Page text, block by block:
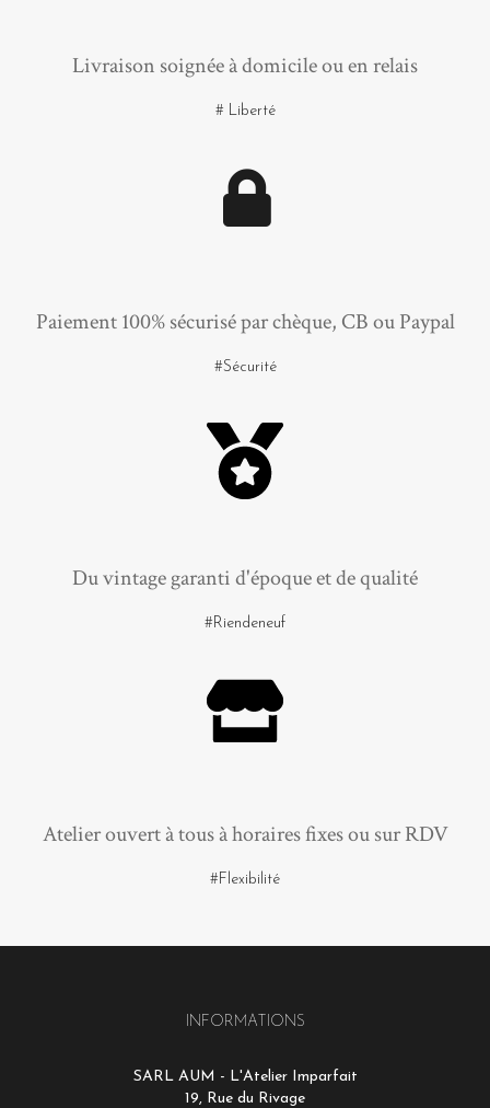
Livraison soignée à domicile ou en relais
# Liberté
Paiement 100% sécurisé par chèque, CB ou Paypal
#Sécurité
Du vintage garanti d'époque et de qualité
#Riendeneuf
Atelier ouvert à tous à horaires fixes ou sur RDV
#Flexibilité
INFORMATIONS
SARL AUM - L'Atelier Imparfait
19, Rue du Rivage